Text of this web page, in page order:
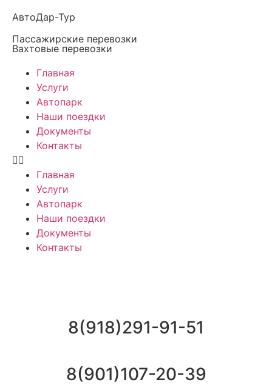
АвтоДар-Тур
Пассажирские перевозки
Вахтовые перевозки
Главная
Услуги
Автопарк
Наши поездки
Документы
Контакты
Главная
Услуги
Автопарк
Наши поездки
Документы
Контакты
8(918)291-91-51
8(901)107-20-39